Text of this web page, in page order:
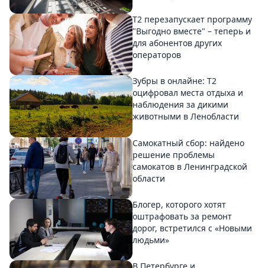
Т2 перезапускает программу
"Выгодно вместе" – теперь и
для абонентов других
операторов
Зубры в онлайне: Т2
оцифровал места отдыха и
наблюдения за дикими
животными в Ленобласти
Самокатный сбор: найдено
решение проблемы
самокатов в Ленинградской
области
Блогер, которого хотят
оштрафовать за ремонт
дорог, встретился с «Новыми
людьми»